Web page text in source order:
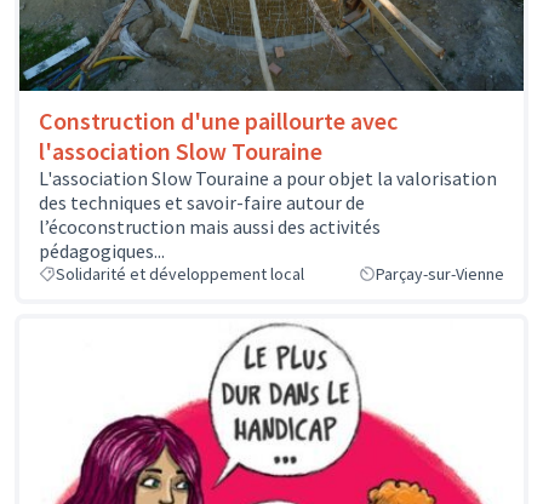
Construction d'une paillourte avec
l'association Slow Touraine
L'association Slow Touraine a pour objet la valorisation
des techniques et savoir-faire autour de
l’écoconstruction mais aussi des activités
pédagogiques...
Solidarité et développement local Parçay-sur-Vienne